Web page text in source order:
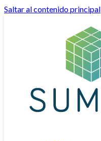
Saltar al contenido principal